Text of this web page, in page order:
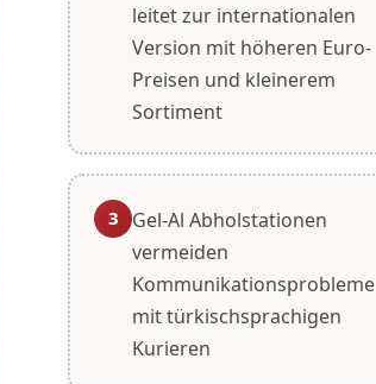
leitet zur internationalen
Version mit höheren Euro-
Preisen und kleinerem
Sortiment
3
Gel-Al Abholstationen
vermeiden
Kommunikationsprobleme
mit türkischsprachigen
Kurieren